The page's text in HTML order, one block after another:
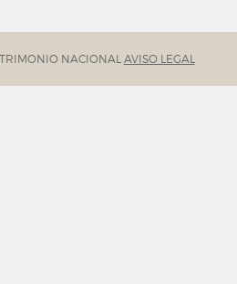
NACIONALAVISO LEGAL